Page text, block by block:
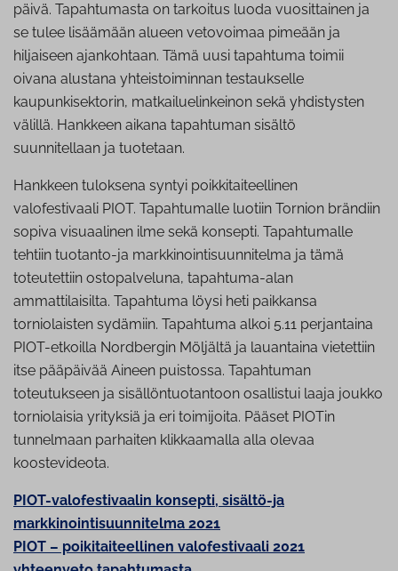
päivä. Tapahtumasta on tarkoitus luoda vuosittainen ja
se tulee lisäämään alueen vetovoimaa pimeään ja
hiljaiseen ajankohtaan. Tämä uusi tapahtuma toimii
oivana alustana yhteistoiminnan testaukselle
kaupunkisektorin, matkailuelinkeinon sekä yhdistysten
välillä. Hankkeen aikana tapahtuman sisältö
suunnitellaan ja tuotetaan.
Hankkeen tuloksena syntyi poikkitaiteellinen
valofestivaali PIOT. Tapahtumalle luotiin Tornion brändiin
sopiva visuaalinen ilme sekä konsepti. Tapahtumalle
tehtiin tuotanto-ja markkinointisuunnitelma ja tämä
toteutettiin ostopalveluna, tapahtuma-alan
ammattilaisilta. Tapahtuma löysi heti paikkansa
torniolaisten sydämiin. Tapahtuma alkoi 5.11 perjantaina
PIOT-etkoilla Nordbergin Möljältä ja lauantaina vietettiin
itse pääpäivää Aineen puistossa. Tapahtuman
toteutukseen ja sisällöntuotantoon osallistui laaja joukko
torniolaisia yrityksiä ja eri toimijoita. Pääset PIOTin
tunnelmaan parhaiten klikkaamalla alla olevaa
koostevideota.
PIOT-valofestivaalin konsepti, sisältö-ja
markkinointisuunnitelma 2021
PIOT – poikitaiteellinen valofestivaali 2021